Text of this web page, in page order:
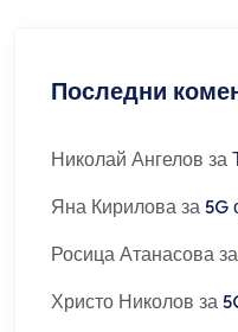
Последни
Николай Ангелов за
Яна Кирилова за 5G
Росица Атанасова за
Христо Николов за